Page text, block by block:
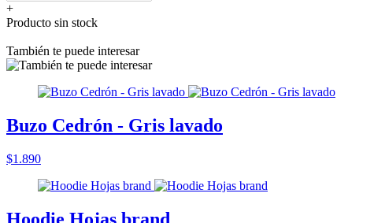
+
Producto sin stock
También te puede interesar
Buzo Cedrón - Gris lavado
$1.890
Hoodie Hojas brand